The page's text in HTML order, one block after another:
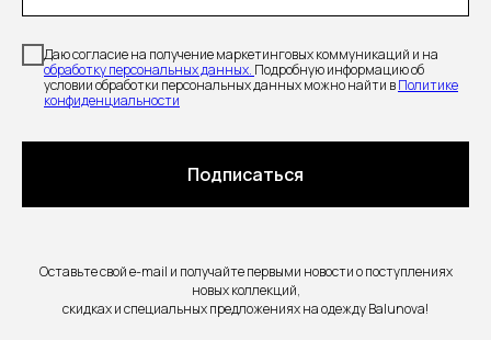
Даю согласие на получение маркетинговых коммуникаций и на
обработку персональных данных. Подробную информацию об
условии обработки персональных данных можно найти вПолитике
конфиденциальности
Подписаться
Оставьте свой e-mail и получайте первыми новости о поступлениях
новых коллекций,
скидках и специальных предложениях на одежду Balunova!